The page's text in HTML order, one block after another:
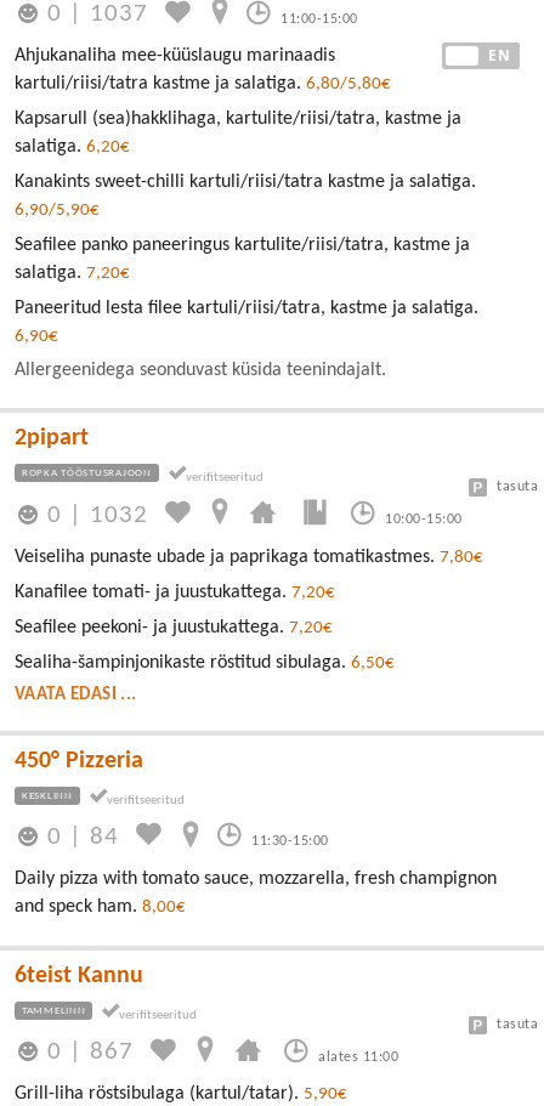
0 1037 11:00-15:00
EN
Ahjukanaliha mee-küüslaugu marinaadis
kartuli/riisi/tatra kastme ja salatiga. 6,80/5,80€
Kapsarull (sea)hakklihaga, kartulite/riisi/tatra, kastme ja
salatiga. 6,20€
Kanakints sweet-chilli kartuli/riisi/tatra kastme ja salatiga.
6,90/5,90€
Seafilee panko paneeringus kartulite/riisi/tatra, kastme ja
salatiga. 7,20€
Paneeritud lesta filee kartuli/riisi/tatra, kastme ja salatiga.
6,90€
Allergeenidega seonduvast küsida teenindajalt.
2pipart
ROPKA TÖÖSTUSRAJOON
0 1032 10:00-15:00
tasuta
Veiseliha punaste ubade ja paprikaga tomatikastmes. 7,80€
Kanafilee tomati- ja juustukattega. 7,20€
Seafilee peekoni- ja juustukattega. 7,20€
Sealiha-šampinjonikaste röstitud sibulaga. 6,50€
VAATA EDASI ...
450° Pizzeria
KESKLINN
0 84 11:30-15:00
Daily pizza with tomato sauce, mozzarella, fresh champignon
and speck ham. 8,00€
6teist Kannu
TAMMELINN
0 867 alates 11:00
tasuta
Grill-liha röstsibulaga (kartul/tatar). 5,90€